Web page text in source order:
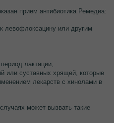
прием антибиотика Ремедиа:
левофлоксацину или другим
лактации;
или суставных хрящей, которые
лекарств с хинолами в
может вызвать такие